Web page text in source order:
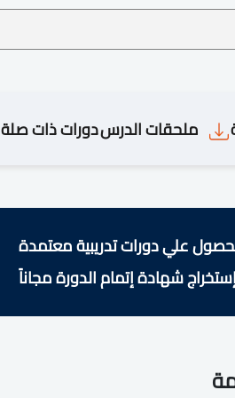
ملحقات الدرسدورات ذات صلة
علي دورات تدريبية معتمدة
شهادة إتمام الدورة مجاناً